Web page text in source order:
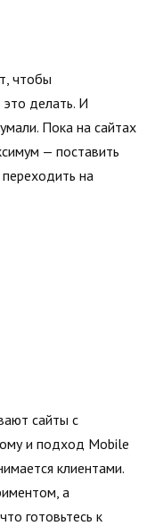
чтобы
делать. И
Пока на сайтах
— поставить
на
сайты с
и подход Mobile
клиентами.
а
готовьтесь к